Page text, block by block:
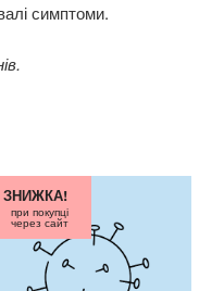
симптоми.
ЗНИЖКА!
при покупці
через сайт